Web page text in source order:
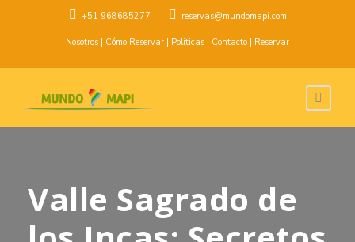
+51 968685277 reservas@mundomapi.com
Nosotros Cómo Reservar Politicas Contacto Reservar
Valle Sagrado de